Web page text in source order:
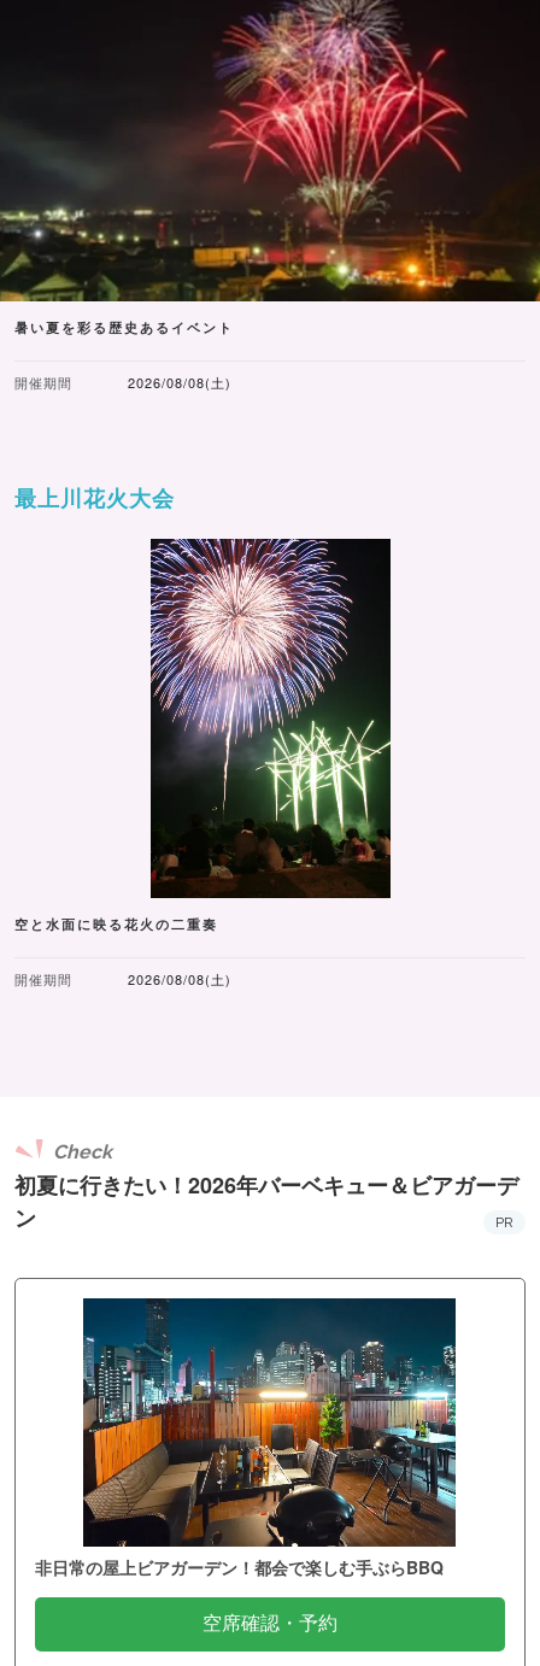
暑い夏を彩る歴史あるイベント
開催期間 2026/08/08(土)
最上川花火大会
空と水面に映る花火の二重奏
開催期間 2026/08/08(土)
初夏に行きたい！2026年バーベキュー＆ビアガーデ
ン
Check
PR
非日常の屋上ビアガーデン！都会で楽しむ手ぶらBBQ
空席確認・予約